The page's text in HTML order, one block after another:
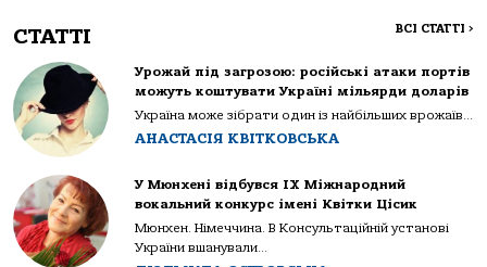
СТАТТІ ВСІ СТАТТІ >
Урожай під загрозою: російські атаки портів
можуть коштувати Україні мільярди доларів
Україна може зібрати один із найбільших врожаїв...
АНАСТАСІЯ КВІТКОВСЬКА
У Мюнхені відбувся IX Міжнародний
вокальний конкурс імені Квітки Цісик
Мюнхен. Німеччина. В Консультаційній установі
України вшанували...